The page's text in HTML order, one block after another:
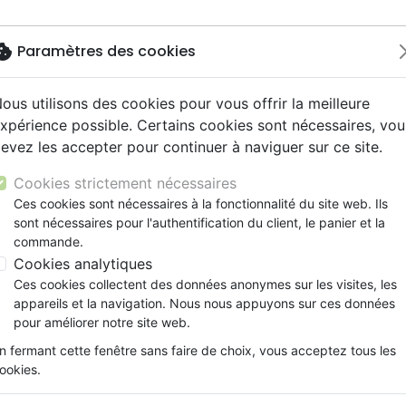
NouveautésBibles
courant
Français fondamental
Autres versions
Bibles d'étude
Nouveaux Testaments
Livres
société, politique
cadeaux
couple
Témoignages, biographies
Romans
Bandes dessinées
Prière, adoration, louange
Jeunesse
jeunes
jeunesse
méditations jeunesse
Enseignement jeunesse
Livres d'activités
CD Jeunesse
Soul
de fête
Compilations
Rap, Hip-hop
Recueils et partitions
conférences
animés
Histoires vraies,
Documentaires, reportages
cadeaux
Accessoires de Bible
Staedtler Textsurfer gel rose
Surligneur Staedtler
Détails du produit
Référence
STAE26423
EAN / ISBN
Editeur
Staedtler
Paramètres des cookies
utilisons des cookies pour vous offrir la meilleure
possible. Certains cookies sont nécessaires,
les accepter pour continuer à naviguer sur ce site.
Cookies strictement nécessaires
Ces cookies sont nécessaires à la fonctionnalité du site web. Ils
sont nécessaires pour l'authentification du client, le panier et la
commande.
Cookies analytiques
Ces cookies collectent des données anonymes sur les visites, les
appareils et la navigation. Nous nous appuyons sur ces données
pour améliorer notre site web.
fermant cette fenêtre sans faire de choix, vous acceptez tous les